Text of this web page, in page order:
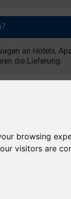
an Hotels,
die Lieferung.
mit klaren
mit dem Auto
browsing
visitors are